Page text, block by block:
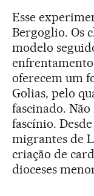
Esse
Bergoglio. Os
modelo
enfrentamento
oferecem um
Golias, pelo
fascinado.
fascínio.
migrantes de
criação de
dioceses